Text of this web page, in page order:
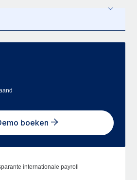
boeken
internationale payroll